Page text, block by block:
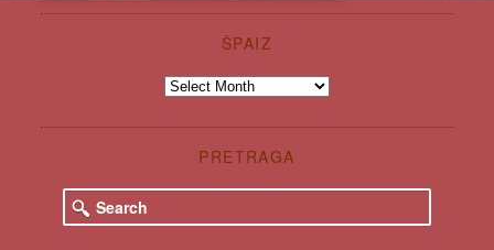
ŠPAIZ
Špaiz
PRETRAGA
e